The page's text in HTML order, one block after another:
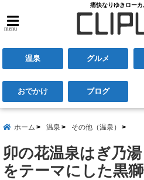
痛快なりゆきロー
menu
温泉 グルメ
おでかけ ブログ
ホーム 温泉 その他（温泉）
卯の花温泉はぎ乃
をテーマにした黒